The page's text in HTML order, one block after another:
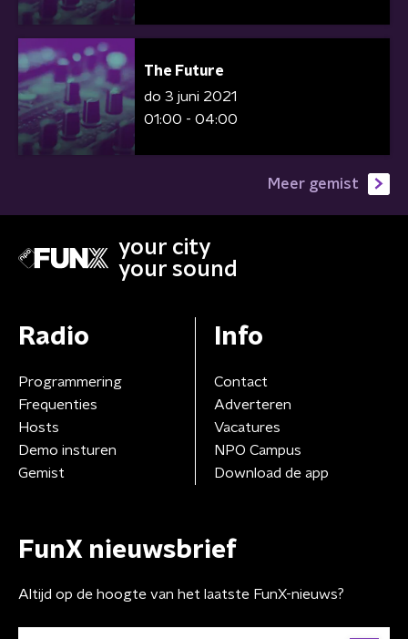
The Future
do 3 juni 2021
01:00 - 04:00
Meer gemist
your city
your sound
Radio
Programmering
Frequenties
Hosts
Demo insturen
Gemist
Info
Contact
Adverteren
Vacatures
NPO Campus
Download de app
FunX nieuwsbrief
Altijd op de hoogte van het laatste FunX-nieuws?